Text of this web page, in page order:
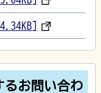
るお問い合わ